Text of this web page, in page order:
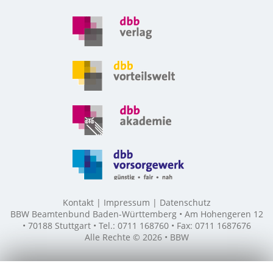
Kontakt Impressum
Datenschutz
BBW Beamtenbund Baden-Württemberg • Am Hohengeren 12
• 70188 Stuttgart • Tel.: 0711 168760 • Fax: 0711 1687676
Alle Rechte © 2026 • BBW